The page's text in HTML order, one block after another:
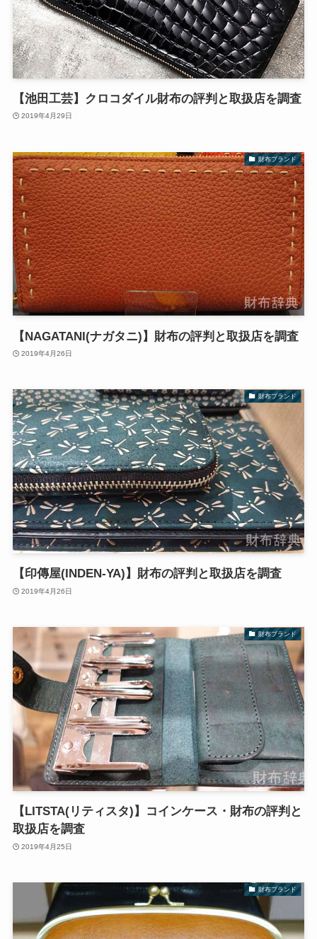
【池田工芸】クロコダイル財布の評判と取扱店を調査
2019年4月29日
財布ブランド
【NAGATANI(ナガタニ)】財布の評判と取扱店を調査
2019年4月26日
財布ブランド
【印傳屋(INDEN-YA)】財布の評判と取扱店を調査
2019年4月26日
財布ブランド
【LITSTA(リティスタ)】コインケース・財布の評判と
取扱店を調査
2019年4月25日
財布ブランド